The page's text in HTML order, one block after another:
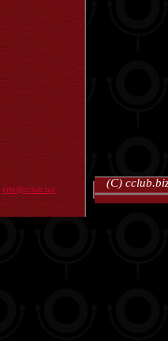
info@cclub.biz
(C)